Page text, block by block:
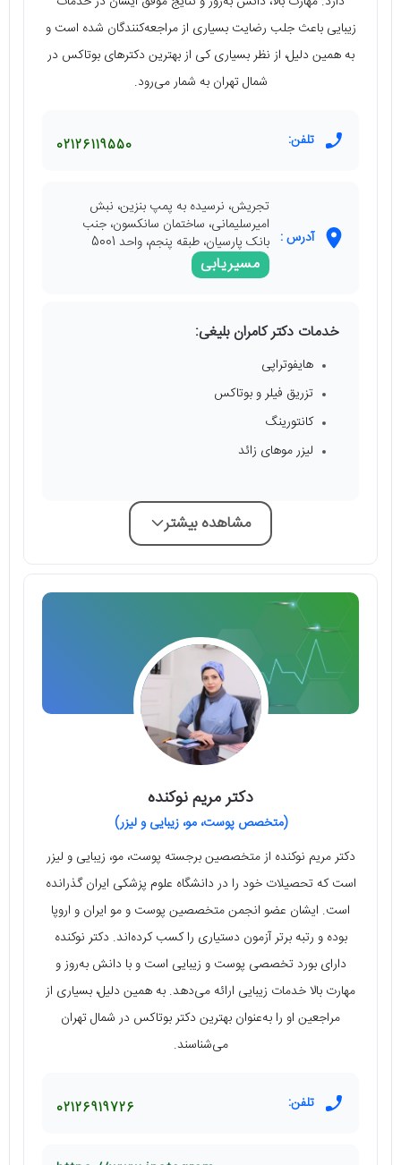
زیبایی باعث جلب رضایت بسیاری از مراجعه‌کنندگان شده است و
به همین دلیل، از نظر بسیاری کی از بهترین دکترهای بوتاکس در
شمال تهران به شمار می‌رود.
تلفن: 02126119550
آدرس :
تجریش، نرسیده به پمپ بنزین، نبش
امیرسلیمانی، ساختمان سانکسون، جنب
بانک پارسیان، طبقه پنجم، واحد 5001
مسیریابی
خدمات دکتر کامران بلیغی:
هایفوتراپی
تزریق فیلر و بوتاکس
کانتورینگ
لیزر موهای زائد
مشاهده بیشتر
دکتر مریم نوکنده
(متخصص پوست، مو، زیبایی و لیزر)
دکتر مریم نوکنده از متخصصین برجسته پوست، مو، زیبایی و لیزر
است که تحصیلات خود را در دانشگاه علوم پزشکی ایران گذرانده
است. ایشان عضو انجمن متخصصین پوست و مو ایران و اروپا
بوده و رتبه برتر آزمون دستیاری را کسب کرده‌اند. دکتر نوکنده
دارای بورد تخصصی پوست و زیبایی است و با دانش به‌روز و
مهارت بالا خدمات زیبایی ارائه می‌دهد. به همین دلیل، بسیاری از
مراجعین او را به‌عنوان بهترین دکتر بوتاکس در شمال تهران
می‌شناسند.
تلفن: 02126919726